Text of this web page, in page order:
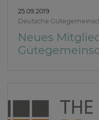
25.09.2019
Deutsche
Neues